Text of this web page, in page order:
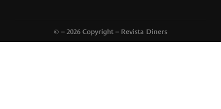
© – 2026 Copyright – Revista Diners